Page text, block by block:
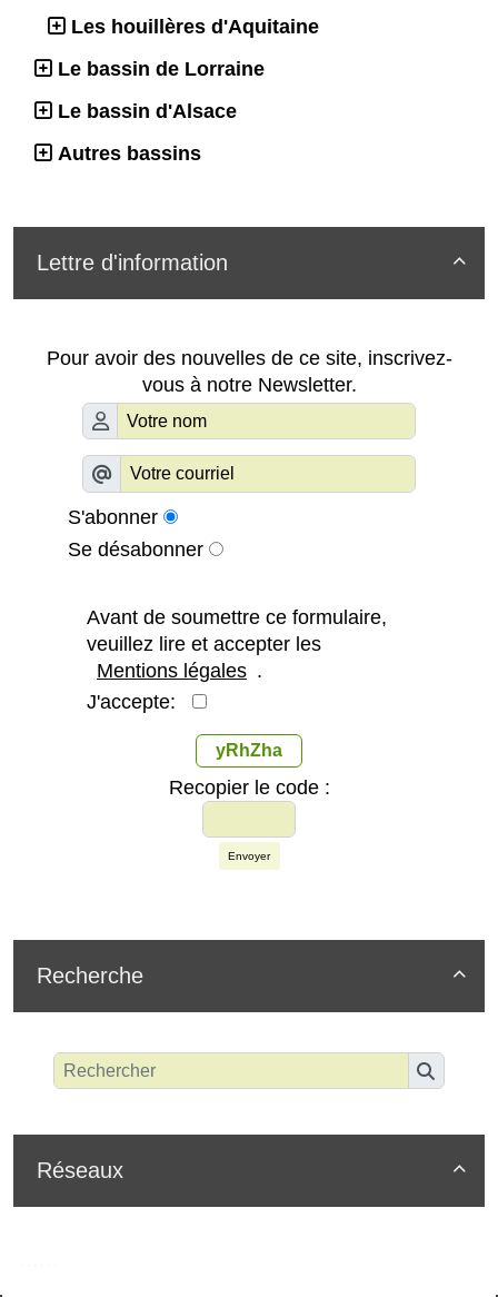
Les houillères d'Aquitaine
Le bassin de Lorraine
Le bassin d'Alsace
Autres bassins

Lettre d'information
Pour avoir des nouvelles de ce site, inscrivez-
vous à notre Newsletter.
S'abonner
Se désabonner
Avant de soumettre ce formulaire,
veuillez lire et accepter les
Mentions légales .
J'accepte:
yRhZha
Recopier le code :
Envoyer

Recherche

Réseaux